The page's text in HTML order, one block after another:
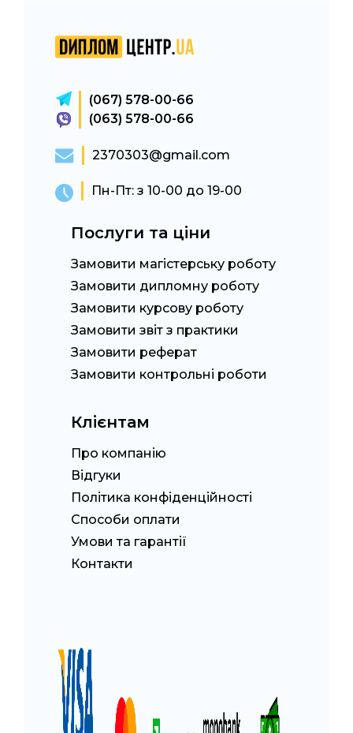
(067) 578-00-66
(063) 578-00-66
2370303@gmail.com
Пн-Пт: з 10-00 до 19-00
Послуги та ціни
Замовити магістерську роботу
Замовити дипломну роботу
Замовити курсову роботу
Замовити звіт з практики
Замовити реферат
Замовити контрольні роботи
Клієнтам
Про компанію
Відгуки
Політика конфіденційності
Способи оплати
Умови та гарантії
Контакти